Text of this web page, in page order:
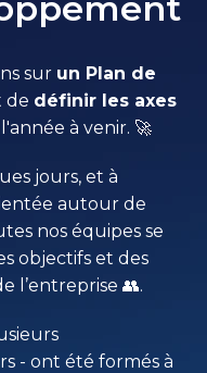
sur un Plan de
de définir les axes
à venir. 🚀
jours, et à
nos équipes se
objectifs et des
l’entreprise 👥.
- ont été formés à